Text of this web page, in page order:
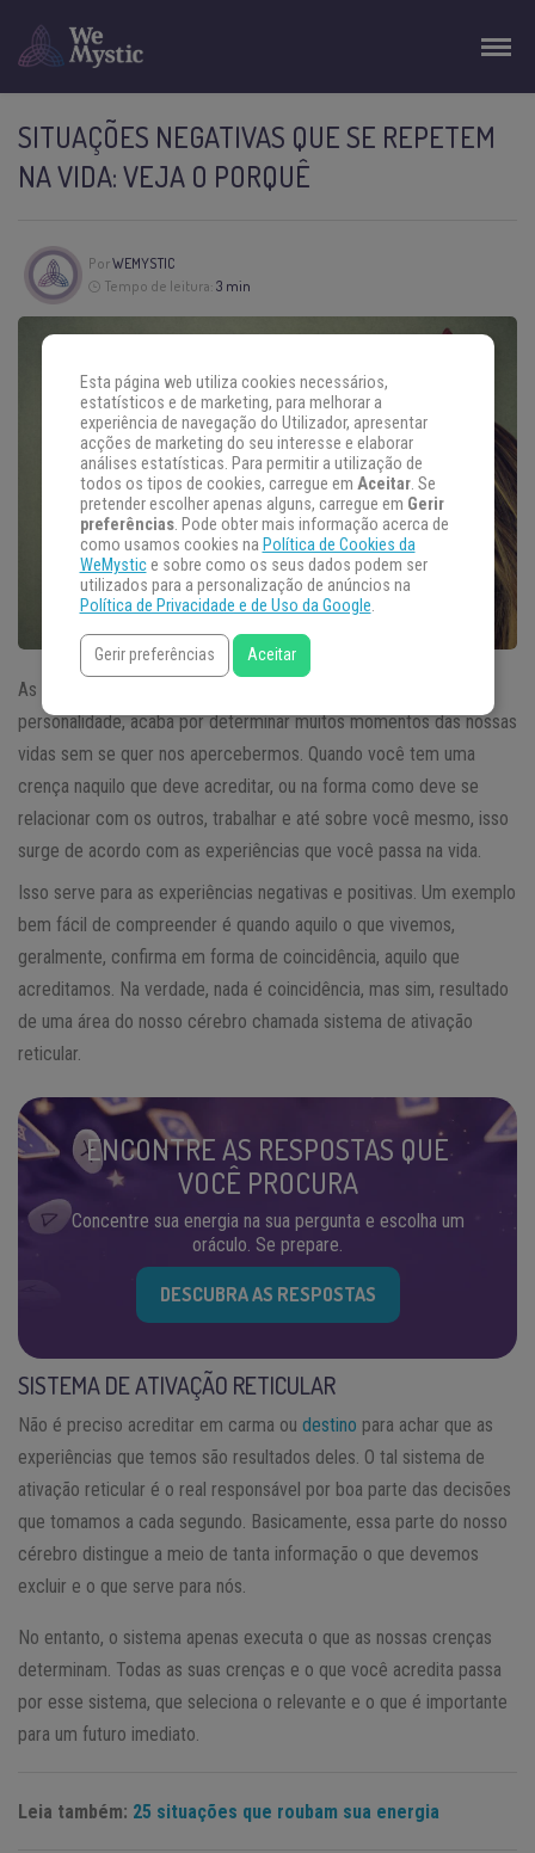
SITUAÇÕES NEGATIVAS QUE SE REPETEM
NA VIDA: VEJA O PORQUÊ
PorWEMYSTIC
Tempo de leitura: 3 min
As nossas
personalidade, acaba por determinar muitos momentos das nossas
vidas sem se quer nos apercebermos. Quando você tem uma
crença naquilo que deve acreditar, ou na forma como deve se
relacionar com os outros, trabalhar e até sobre você mesmo, isso
surge de acordo com as experiências que você passa na vida.
Isso serve para as experiências negativas e positivas. Um exemplo
bem fácil de compreender é quando aquilo o que vivemos,
geralmente, confirma em forma de coincidência, aquilo que
acreditamos. Na verdade, nada é coincidência, mas sim, resultado
de uma área do nosso cérebro chamada sistema de ativação
reticular.
ENCONTRE AS RESPOSTAS QUE
VOCÊ PROCURA
Concentre sua energia na sua pergunta e escolha um
oráculo. Se prepare.
DESCUBRA AS RESPOSTAS
SISTEMA DE ATIVAÇÃO RETICULAR
Não é preciso acreditar em carma ou destino para achar que as
experiências que temos são resultados deles. O tal sistema de
ativação reticular é o real responsável por boa parte das decisões
que tomamos a cada segundo. Basicamente, essa parte do nosso
cérebro distingue a meio de tanta informação o que devemos
excluir e o que serve para nós.
No entanto, o sistema apenas executa o que as nossas crenças
determinam. Todas as suas crenças e o que você acredita passa
por esse sistema, que seleciona o relevante e o que é importante
para um futuro imediato.
Leia também: 25 situações que roubam sua energia
Esta página web utiliza cookies necessários,
estatísticos e de marketing, para melhorar a
experiência de navegação do Utilizador, apresentar
acções de marketing do seu interesse e elaborar
análises estatísticas. Para permitir a utilização de
todos os tipos de cookies, carregue em Aceitar. Se
pretender escolher apenas alguns, carregue em Gerir
preferências. Pode obter mais informação acerca de
como usamos cookies na Política de Cookies da
WeMystice sobre como os seus dados podem ser
utilizados para a personalização de anúncios na
Política de Privacidade e de Uso da Google.
Gerir preferências Aceitar